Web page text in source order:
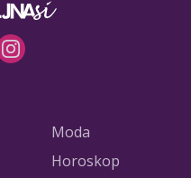
Moda
Horoskop